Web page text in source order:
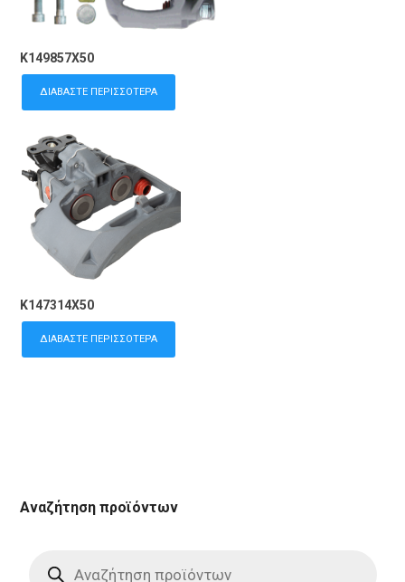
K149857X50
ΔΙΑΒΆΣΤΕ ΠΕΡΙΣΣΌΤΕΡΑ
K147314X50
ΔΙΑΒΆΣΤΕ ΠΕΡΙΣΣΌΤΕΡΑ
Αναζήτηση προϊόντων
search